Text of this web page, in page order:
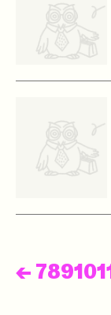
<- Forrige
7891011